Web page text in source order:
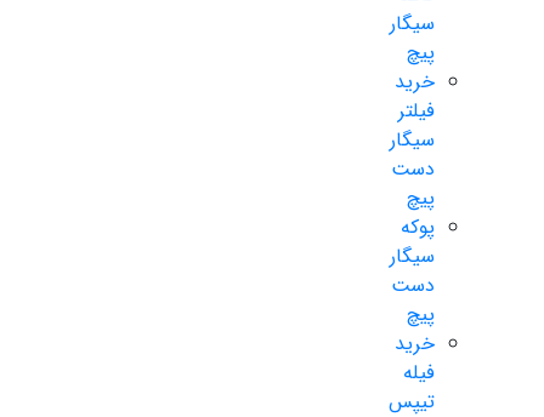
سیگار
پیچ
خرید
فیلتر
سیگار
دست
پیچ
پوکه
سیگار
دست
پیچ
خرید
فیله
تیپس